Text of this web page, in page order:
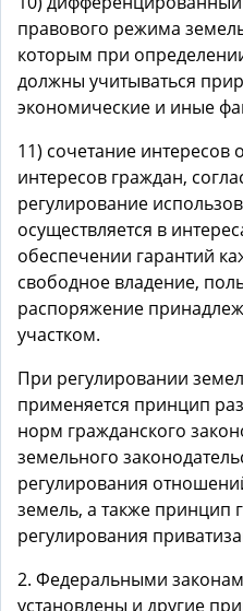
правового режима
которым при
должны учитываться
экономические и иные
11) сочетание интересов
интересов граждан,
регулирование
осуществляется в
обеспечении гарантий
свободное владение,
распоряжение
участком.
При регулировании
применяется принцип
норм гражданского
земельного
регулирования
земель, а также принцип
регулирования
2. Федеральными
установлены и другие